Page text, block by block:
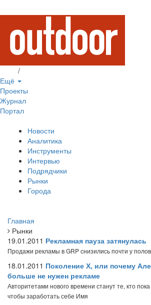
/
Ещё
Проекты
Журнал
Портал
Новости
Аналитика
Инструменты
Интервью
Подрядчики
Рынки
Города
Главная
Рынки
19.01.2011 Рекламная пауза затянулась
Продажи рекламы в GRP снизились почти у
18.01.2011 Поколение Х, или почему
больше не нужен рекламе
Авторитетами нового времени станут те, кто
чтобы заработать себе Имя